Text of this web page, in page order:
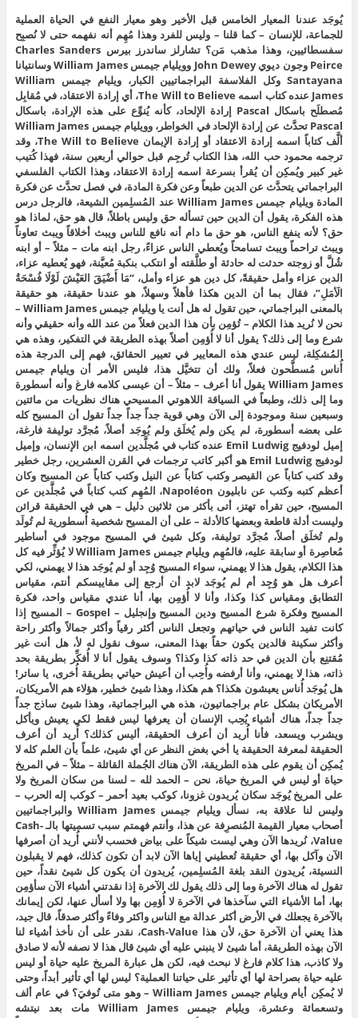
يُوجَد عندنا المعيار الخامس قبل الأخير وهو معيار النفع في الحياة العملية
للجماعة، للإنسان – كما قلنا – وليس للفرد وهذا مُهِم أنه نفهمه حتى لا نُصبِح
سفسطائيين، وهذا مذهب مَن؟ تشارلز ساندرز بيرس Charles Sanders
Peirce وجون ديوي John Dewey وويليام جيمس William James وسانتيانا
Santayana وكل الفلاسفة البراجماتيين الكبار، ويليام جيمس William
James عنده كتاب اسمه The Will to Believe، أي إرادة الاعتقاد، في مُقابِل
مُصطلَح باسكال Pascal إرادة الإلحاد، كأنه يُنوِّع على هذه الإرادة، باسكال
Pascal تحدَّث عن إرادة الإلحاد في الخواطر، وويليام جيمس William James
ألَّف كتاباً اسمه إرادة الاعتقاد أو إرادة الإيمان The Will to Believe، وقد
ترجمه محمود حب الله، هذا الكتاب تُرجِم قبل حوالي أربعين سنة، فهذا كُتيب
غير كبير ويُمكِن أن يُقرأ بسرعة اسمه إرادة الاعتقاد، وهذا الكتاب الفلسفي
البراجماتي يتحدَّث عن الدين طبعاً وعن فكرة المادة، في فصل تحدَّث عن فكرة
المادة ويليام جيمس William James عند المُسلِمين الشيعة، فالرجل درس
هذه الفكرة، يقول أن الدين حين تسأله حق وليس باطلاً، قال هو حق، لماذا هو
حق؟ لأنه ينفع الناس، هو حق ما دام أنه نافع للناس ويبث أخلاقاً ويبث تعاوناً
ويبث تراحماً ويبث تسامحاً ويُعطي الناس عزاءً، رجل ابنه مات – مثلاً – أو ابنه
شُلَّ أو زوجته حدثت له حادثة أو طلَّقته أو انتكب بنكبة مُعيَّنة، فهو يُعطيه عزاء،
الدين عزاء وأمل حقيقةً، كل دين هو عزاء وأمل، “مَا أَضْيَقَ العَيْشَ لَوْلَا فُسْحَةُ
الَأمَلِ”، فقال بما أن الدين هكذا فأهلاً وسهلاً، هو عندنا حقيقة، هو حقيقة
بالمعنى البراجماتي، حين تقول له هل أنت يا ويليام جيمس William James –
نحن لا نُريد هذا الكلام – تُؤمِن بأن هذا الدين فعلاً من عند الله وأنه حقيقي وأنه
شرع وما إلى ذلك؟ يقول أنا لا أُؤمِن أصلاً بهذه الطريقة في التفكير، وهذه هي
المُشكِلة، ليس عندي هذه المعايير في تعيير الحقائق، فهم إلى الدرجة هذه
أُناس مُسطَّحون فعلاً، ولك أن تتخيَّل هذا، فليس الأمر أن ويليام جيمس
William James يقول أنا أعرف – مثلاً – أن عيسى كلامه فارغ وأنه أسطورة
وما إلى ذلك، وطبعاً في السياقة اللاهوتي المسيحي هناك نظريات من مائتين
وسبعين سنة وموجودة إلى الآن وهي قوية جداً جداً جداً تقول أن المسيح كله
على بعضه أسطورة، لم يكن ولم يُخلَق ولم يُوجَد أصلاً، مُجرَّد توليفة فارغة،
إميل لودفيج Emil Ludwig عنده كتاب في مُجلَّدين اسمه ابن الإنسان، وإميل
لودفيج Emil Ludwig هو أكبر كاتب ترجمات في القرن العشرين، رجل خطير
وقد كتب كتاباً عن القيصر وكتب كتاباً عن النيل وكتب كتاباً عن المسيح وكان
أعظم كتبه وكتب عن نابليون Napoléon، المُهِم كتب كتاباً في مُجلَّدين عن
المسيح، حين تقرأه تهتز، أتى بأكثر من ثلاثين دليل – هي في الحقيقة قرائن
وليست أدلة قاطعة وبعضها كالأدلة – على أن المسيح شخصية أُسطورية لم تُولَد
ولم تُخلَق أصلاً، مُجرَّد توليفة، وكل شيئ في المسيح موجود في أساطير
مُعاصِرة أو سابقة عليه، فالمُهِم ويليام جيمس William James لا يُؤثِّر فيه كل
هذا الكلام، يقول هذا لا يهمني، سواء المسيح وُجِد أو لم يُوجَد هذا لا يهمني، لكي
أعرف هل هو وُجِد أم لم يُوجَد لابد أن أرجع إلى مقاييسكم أنتم، مقياس
التطابق ومقياس كذا وكذا، وأنا لا أُؤمِن بها، أنا عندي مقياس واحد، فكرة
المسيح وفكرة شرع المسيح ودين المسيح وإنجليل – Gospel – المسيح إذا
كانت تفيد الناس في حياتهم وتجعل الناس أكثر رقياً وأكثر جمالاً وأكثر راحة
وأكثر سكينة فالدين يكون حقاً بهذا المعنى، سوف نقول له لأ، هل أنت غير
مُقتنِع بأن الدين في حد ذاته كذا وكذا؟ وسوف يقول أنا لا أُفكِّر بطريقة بحد
ذاته، هذا لا يهمني، وأنا أرفضه وأُحِب أن أعيش حياتي بطريقة أُخرى، يا ساتر!
هل يُوجَد أُناس يعيشون هكذا؟ هم هكذا، وهذا شيئ خطير، هؤلاء هم الأمريكان،
الأمريكان بشكل عام براجماتيون، هذه هي البراجماتية، وهذا شيئ ساذج جداً
جداً جداً، هناك أشياء يُحِب الإنسان أن يعرفها ليس فقط لكي يعيش ويأكل
ويشرب ويسعد، فأنا أُريد أن أعرف الحقيقة، أليس كذلك؟ أُريد أن أعرف
الحقيقة لمعرفة الحقيقة يا أخي بغض النظر عن أي شيئ، علماً بأن العلم كله لا
يُمكِن أن يقوم على هذه الطريقة، الآن هناك الجُملة القائلة – مثلاً – في المريخ
حياة أو ليس في المريخ حياة، نحن – الحمد لله – لسنا من سكان المريخ ولا
على المريخ يُوجَد سكان يُريدون غزونا، كوكب بعيد أحمر – كوكب إله الحرب –
وليس لنا علاقة به، نسأل ويليام جيمس William James والبراجماتيين
أصحاب معيار القيمة المُنصرِفة عن هذا، وأنتم فهمتم سبب تسميتها بالـ Cash-
Value، نُريدها الآن وهي ليست شيكاً على بياض فحسب لأنني أُريد أن أصرفها
الآن وآكل بها، أي حقيقة تُعطيني إياها الآن لابد أن تكون كذلك، فهم لا يقبلون
النسيئة، يُريدون النقد بلغة المُسلِمين، يُريدون أن يكون كل شيئ نقداً، حين
تقول له هناك الآخرة وما إلى ذلك يقول لك الآخرة إذا نقدتني أشياء الآن سأؤمِن
بها، أما الأشياء التي سآخذها في الآخرة لا أُؤمِن بها ولا أسأل عنها، لكن إيمانك
بالآخرة يجعلك في الأرض أكثر عدالة مع الناس واكثر وفاءً وأكثر صدقاً، قال جيد،
هذا يعني أن الآخرة حق، لأن هذا Cash-Value، نقدر على أن نأخذ أشياء لنا
الآن بهذه الطريقة، أما شيئ لا ينبني عليه أي شيئ قال هذا لا نصفه لأنه لا صادق
ولا كاذب، هذا كلام فارغ لا نبحث فيه، لكن هل عبارة المريخ عليه حياة أو ليس
عليه حياة بصراحة لها أي تأثير على حياتنا العملية؟ ليس لها أي تأثير أبداً، وحتى
لا يُمكِن أيام ويليام جيمس William James – وهو متى تُوفيَ؟ في عام ألف
وتسعمائة وعشرة، ويليام جيمس William James مات بعد نيتشه